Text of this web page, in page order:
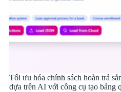
Tối ưu hóa chính sách hoàn trả
dựa trên AI với công cụ tạo bảng